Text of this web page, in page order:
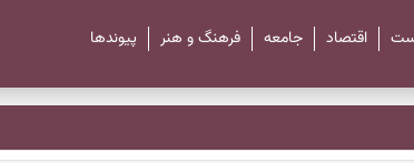
اقتصاد جامعه فرهنگ و هنر پیوند‌ها